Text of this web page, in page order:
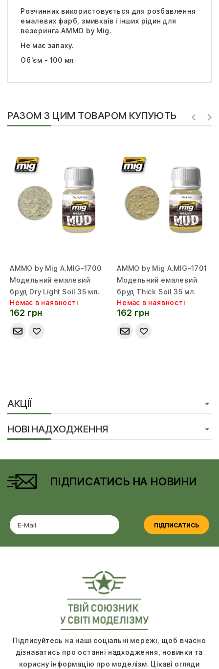
Розчинник використовується для розбавлення
емалевих фарб, змивкаів і інших рідин для
везеринга АММО by Mig.
Не має запаху.
Об'єм - 100 мл
РАЗОМ З ЦИМ ТОВАРОМ КУПУЮТЬ
AMMO by Mig A.MIG-1700
Модельний емалевий
бруд Dry Light Soil 35 мл.
Немає в наявності
162 грн
AMMO by Mig A.MIG-1701
Модельний емалевий
бруд Thick Soil 35 мл.
Немає в наявності
162 грн
АКЦІЇ
НОВІ НАДХОДЖЕННЯ
ПІДПИСАТИСЬ НА НОВИНИ
ПІДПИСАТИСЬ
Підписуйтесь на наші соціальні мережі, щоб вчасно
дізнаватись про останні надходження, новинки та
корисну інформацію про моделізм. Цікаві огляди